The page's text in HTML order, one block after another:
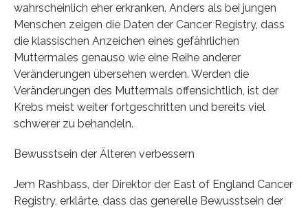
wahrscheinlich eher erkranken. Anders als bei jungen
Menschen zeigen die Daten der Cancer Registry, dass
die klassischen Anzeichen eines gefährlichen
Muttermales genauso wie eine Reihe anderer
Veränderungen übersehen werden. Werden die
Veränderungen des Muttermals offensichtlich, ist der
Krebs meist weiter fortgeschritten und bereits viel
schwerer zu behandeln.
Bewusstsein der Älteren verbessern
Jem Rashbass, der Direktor der East of England Cancer
Registry, erklärte, dass das generelle Bewusstsein der